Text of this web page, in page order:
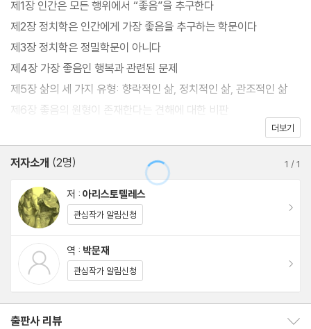
의 고유한 기능이 미덕(아레테)에 따라 탁월하게 발휘되는 영혼의
활동”이라고 보았다. 결과나 보상에 상관없이 “그 자체로” 사람들이
선택하고 싶어 하고, 아무런 부족함 없이 자족하는 상태를 말한다.
여러 감정과 욕망, 행동이 이성과 지성으로 잘 다스려지고, 지속적으
로 삶의 의미를 충족하는 상태가 그리스인들이 그토록 원하던 ‘행복
한 사람’의 모습이었다. 자신의 능력을 최대한으로 발휘한 후에 느끼
는 성취감과 성장, 깨달음과 만족감 등이 어우러져 인생의 행복을 이
룬다. 그리고 이 과정에서 인간에게 주어진 이성(로고스)과 지성(누
스)을 사용해야 한다고 보았다.
『니코마코스 윤리학』은 “실천적 지혜”(프로네시스)를 통해 행동을
낳는 지식, 실생활로 이어지는 지식을 강조했다는 면에서, 중세의 토
마스 아퀴나스의 사상 체계와 영국의 공리주의, 서양 경험주의를 낳
제1장 인간은 모든 행위에서 “좋음”을 추구한다
제2장 정치학은 인간에게 가장 좋음을 추구하는 학문이다
제3장 정치학은 정밀학문이 아니다
제4장 가장 좋음인 행복과 관련된 문제
제5장 삶의 세 가지 유형: 향락적인 삶, 정치적인 삶, 관조적인 삶
제6장 좋음의 원형이 존재한다는 견해에 대한 비판
제7장 인간의 고유한 기능을 살핀 후, 최종적이고 자족적인 좋음인
제8장 행복에 대한 우리의 정의는 대중이 행복에 대해 생각하는 것
과 일치한다
제9장 행복은 어떻게 얻는가
는가
제11장 살아 있는 사람의 행운과 불운이 죽은 사람에게도 영향을 미
제12장 미덕은 칭찬받을 만한 것이지만, 행복은 그 이상이다
더보기
저자소개 (2명) 1 /1
저 : 아리스토텔레스
관심작가 알림신청
역 : 박문재
관심작가 알림신청
출판사 리뷰